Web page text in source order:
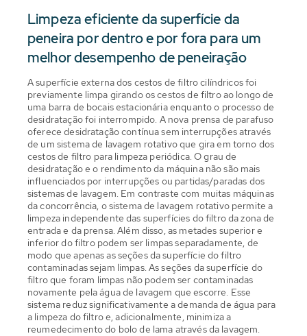
Limpeza eficiente da superfície da
peneira por dentro e por fora para um
melhor desempenho de peneiração
A superfície externa dos cestos de filtro cilíndricos foi
previamente limpa girando os cestos de filtro ao longo de
uma barra de bocais estacionária enquanto o processo de
desidratação foi interrompido. A nova prensa de parafuso
oferece desidratação contínua sem interrupções através
de um sistema de lavagem rotativo que gira em torno dos
cestos de filtro para limpeza periódica. O grau de
desidratação e o rendimento da máquina não são mais
influenciados por interrupções ou partidas/paradas dos
sistemas de lavagem. Em contraste com muitas máquinas
da concorrência, o sistema de lavagem rotativo permite a
limpeza independente das superfícies do filtro da zona de
entrada e da prensa. Além disso, as metades superior e
inferior do filtro podem ser limpas separadamente, de
modo que apenas as seções da superfície do filtro
contaminadas sejam limpas. As seções da superfície do
filtro que foram limpas não podem ser contaminadas
novamente pela água de lavagem que escorre. Esse
sistema reduz significativamente a demanda de água para
a limpeza do filtro e, adicionalmente, minimiza a
reumedecimento do bolo de lama através da lavagem.